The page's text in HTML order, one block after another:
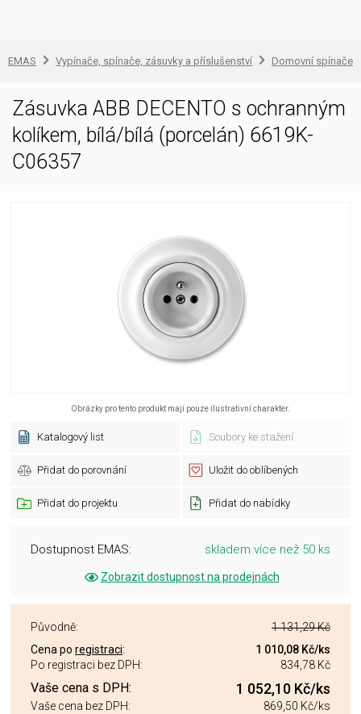
EMAS Vypínače, spínače, zásuvky a příslušenství Domovní spínače
Zásuvka ABB DECENTO s ochranným
kolíkem, bílá/bílá (porcelán) 6619K-
C06357
Obrázky pro tento produkt mají pouze ilustrativní charakter.
Katalogový list Soubory ke stažení
Přidat do porovnání Uložit do oblíbených
Přidat do projektu Přidat do nabídky
Dostupnost EMAS: skladem více než 50 ks
Zobrazit dostupnost na prodejnách
Původně:
1 131,29 Kč
Cena po registraci: 1 010,08 Kč/ks
Po registraci bez DPH:
834,78 Kč
Vaše cena s DPH: 1 052,10 Kč/ks
Vaše cena bez DPH: 869,50 Kč/ks